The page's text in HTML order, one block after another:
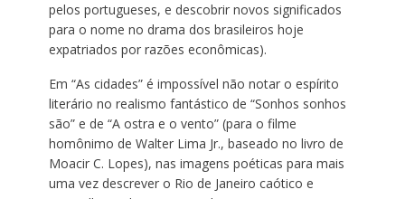
pelos portugueses, e descobrir novos significados
para o nome no drama dos brasileiros hoje
expatriados por razões econômicas).
Em “As cidades” é impossível não notar o espírito
literário no realismo fantástico de “Sonhos sonhos
são” e de “A ostra e o vento” (para o filme
homônimo de Walter Lima Jr., baseado no livro de
Moacir C. Lopes), nas imagens poéticas para mais
uma vez descrever o Rio de Janeiro caótico e